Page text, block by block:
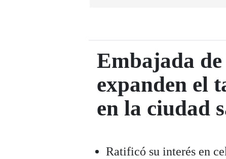
Embajada
expanden el
en la ciudad
Ratificó su interés en